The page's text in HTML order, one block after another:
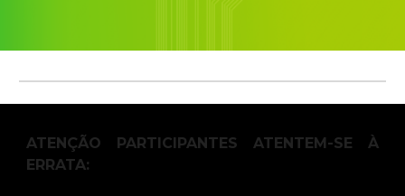
ATENÇÃO PARTICIPANTES ATENTEM-SE À
ERRATA: